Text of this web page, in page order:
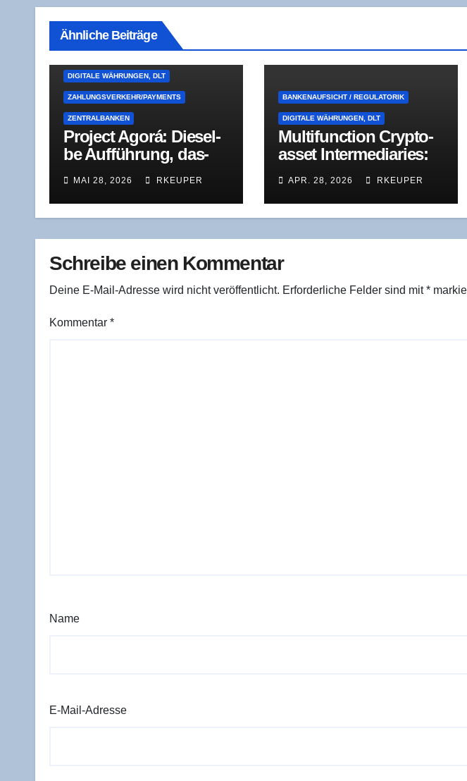
Ähnliche Beiträge
DIGITALE WÄHRUNGEN, DLT
ZAHLUNGSVERKEHR/PAYMENTS
ZENTRALBANKEN
Pro­ject Ago­rá: Die­sel­
be Auf­füh­rung, das­
MAI 28, 2026 RKEUPER
BANKENAUFSICHT / REGULATORIK
DIGITALE WÄHRUNGEN, DLT
Mul­ti­func­tion Cryp­to­
as­set Inter­me­dia­ries:
sys­tem in neu­er
Gestalt
APR. 28, 2026 RKEUPER
Schreibe einen Kommentar
Deine E-Mail-Adresse wird nicht veröffentlicht. Erforderliche Felder sind mit*
Kommentar *
Name
E-Mail-Adresse